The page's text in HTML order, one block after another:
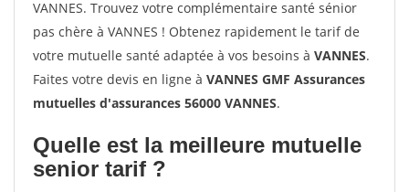
VANNES. Trouvez votre complémentaire santé sénior
pas chère à VANNES ! Obtenez rapidement le tarif de
votre mutuelle santé adaptée à vos besoins à VANNES.
Faites votre devis en ligne à VANNES GMF Assurances
mutuelles d'assurances 56000 VANNES.
Quelle est la meilleure mutuelle
senior tarif ?